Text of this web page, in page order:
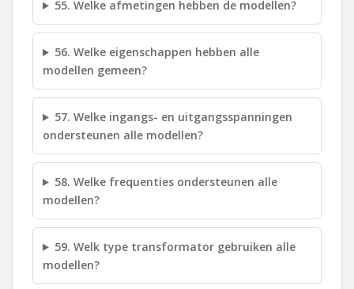
55. Welke afmetingen hebben de modellen?
56. Welke eigenschappen hebben alle
modellen gemeen?
57. Welke ingangs- en uitgangsspanningen
ondersteunen alle modellen?
58. Welke frequenties ondersteunen alle
modellen?
59. Welk type transformator gebruiken alle
modellen?